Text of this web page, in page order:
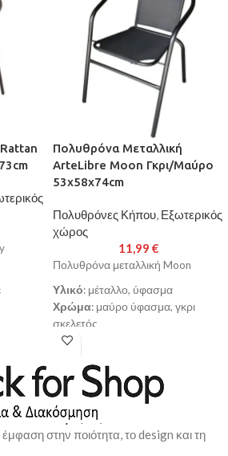
στο
Πολυθρόνα Μεταλλική
ArteLibre Moon Γκρι/Μαύρο
53x58x74cm
Πολυθρόνες Κήπου, Εξωτερικός
χώρος
11,99 €
Πολυθρόνα μεταλλική Moon
Υλικό: μέταλλο, ύφασμα
Χρώμα: μαύρο ύφασμα, γκρι
σκελετός
Διαστάσεις
Κατασκευασμένη από υψηλής
ποιότητας στιβαρό μεταλλικό
σκελετό για μεγαλύτερη
ανθεκτικότητα και αντοχή στο
χρόνο
στην ποιότητα, το design και τη